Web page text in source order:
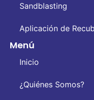
Sandblasting
Aplicación de
Menú
Inicio
¿Quiénes Somos?